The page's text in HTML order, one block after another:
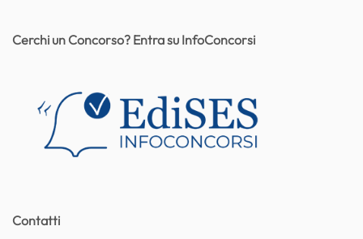
Contatti
Cerchi un Concorso? Entra su InfoConcorsi